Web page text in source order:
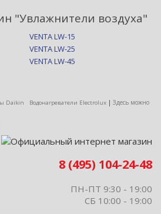
"Увлажнители воздуха"
VENTA LW-15
VENTA LW-25
VENTA LW-45
Daikin Водонагреватели Electrolux | Здесь можно
8 (495) 104-24-48
ПН-ПТ 9:30 - 19:00
СБ 10:00 - 19:00